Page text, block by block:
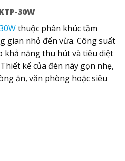
30W
thuộc phân khúc tầm
gian nhỏ đến vừa. Công suất
khả năng thu hút và tiêu diệt
Thiết kế của đèn này gọn nhẹ,
ăn, văn phòng hoặc siêu